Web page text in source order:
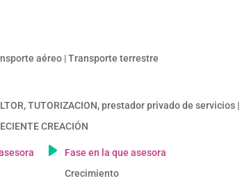
aéreo | Transporte terrestre
TUTORIZACION, prestador privado de servicios |
CREACIÓN
Fase en la que asesora
Crecimiento